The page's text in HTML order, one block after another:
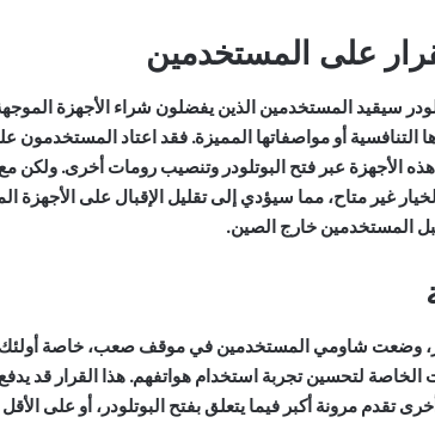
على المستخدمين
سيقيد المستخدمين الذين يفضلون شراء الأجهزة
التنافسية أو مواصفاتها المميزة. فقد اعتاد المستخدمون
الأجهزة عبر فتح البوتلودر وتنصيب رومات أخرى. ولكن مع
غير متاح، مما سيؤدي إلى تقليل الإقبال على الأجهزة
المستخدمين خارج الصين.
وضعت شاومي المستخدمين في موقف صعب، خاصة أولئك
الخاصة لتحسين تجربة استخدام هواتفهم. هذا القرار قد يدفع
تقدم مرونة أكبر فيما يتعلق بفتح البوتلودر، أو على